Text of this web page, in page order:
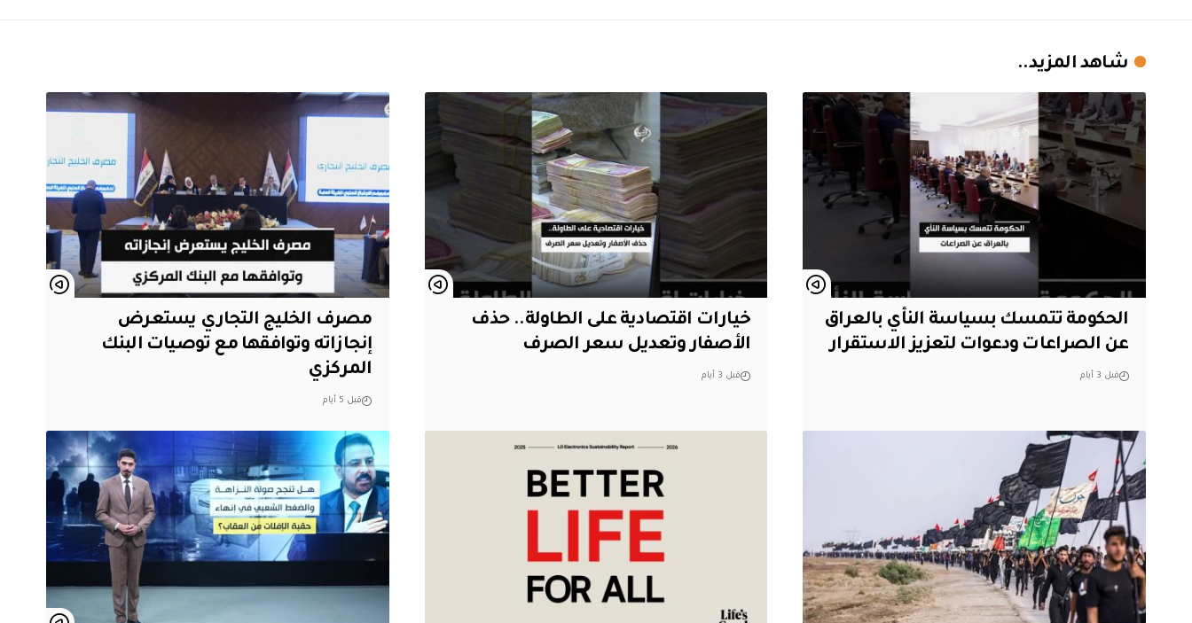
شاهد المزيد..
الحكومة تتمسك بسياسة النأي بالعراق
عن الصراعات ودعوات لتعزيز الاستقرار
قبل 3 أيام
خيارات اقتصادية على الطاولة.. حذف
الأصفار وتعديل سعر الصرف
قبل 3 أيام
مصرف الخليج التجاري يستعرض
إنجازاته وتوافقها مع توصيات البنك
المركزي
قبل 5 أيام